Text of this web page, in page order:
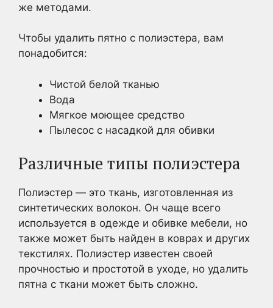
же методами.
Чтобы удалить пятно с полиэстера, вам
понадобится:
Чистой белой тканью
Вода
Мягкое моющее средство
Пылесос с насадкой для обивки
Различные типы полиэстера
Полиэстер — это ткань, изготовленная из
синтетических волокон. Он чаще всего
используется в одежде и обивке мебели, но
также может быть найден в коврах и других
текстилях. Полиэстер известен своей
прочностью и простотой в уходе, но удалить
пятна с ткани может быть сложно.